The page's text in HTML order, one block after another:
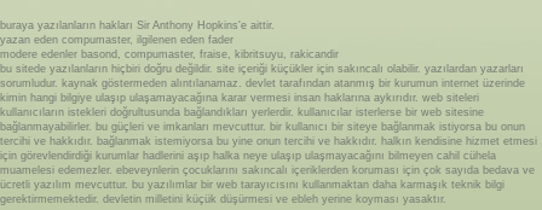
buraya yazılanların hakları Sir Anthony Hopkins'e aittir.
yazan eden compumaster, ilgilenen eden fader
modere edenler basond, compumaster, fraise, kibritsuyu, rakicandir
bu sitede yazılanların hiçbiri doğru değildir. site içeriği küçükler için sakıncalı olabilir. yazılardan yazarları
sorumludur. kaynak göstermeden alıntılanamaz. devlet tarafından atanmış bir kurumun internet üzerinde
kimin hangi bilgiye ulaşıp ulaşamayacağına karar vermesi insan haklarına aykırıdır. web siteleri
kullanıcıların istekleri doğrultusunda bağlandıkları yerlerdir. kullanıcılar isterlerse bir web sitesine
bağlanmayabilirler. bu güçleri ve imkanları mevcuttur. bir kullanıcı bir siteye bağlanmak istiyorsa bu onun
tercihi ve hakkıdır. bağlanmak istemiyorsa bu yine onun tercihi ve hakkıdır. halkın kendisine hizmet etmesi
için görevlendirdiği kurumlar hadlerini aşıp halka neye ulaşıp ulaşmayacağını bilmeyen cahil cühela
muamelesi edemezler. ebeveynlerin çocuklarını sakıncalı içeriklerden koruması için çok sayıda bedava ve
ücretli yazılım mevcuttur. bu yazılımlar bir web tarayıcısını kullanmaktan daha karmaşık teknik bilgi
gerektirmemektedir. devletin milletini küçük düşürmesi ve ebleh yerine koyması yasaktır.